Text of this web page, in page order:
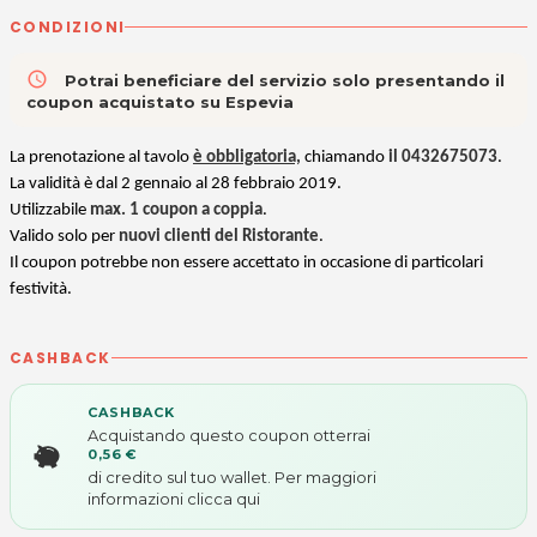
CONDIZIONI
access_time
Potrai beneficiare del servizio solo presentando il
coupon acquistato su Espevia
La prenotazione al tavolo è obbligatoria, chiamando il 0432675073.
La validità è dal 2 gennaio al 28 febbraio 2019.
Utilizzabile max. 1 coupon a coppia.
Valido solo per nuovi clienti del Ristorante.
Il coupon potrebbe non essere accettato in occasione di particolari
festività.
CASHBACK
CASHBACK
Acquistando questo coupon otterrai
0,56 €
di credito sul tuo wallet. Per maggiori
informazioni clicca qui